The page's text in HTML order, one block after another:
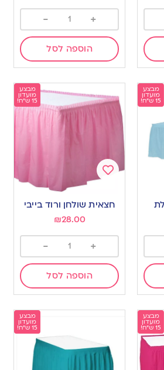
+
-
הוספה לסל
מבצע
מועדון
15 ש"ח!
מבצע
מועדון
15 ש"ח!
to
חצאית שולחן ורוד בייבי
₪28.00
+
-
הוספה לסל
מבצע
מועדון
15 ש"ח!
מבצע
מועדון
15 ש"ח!